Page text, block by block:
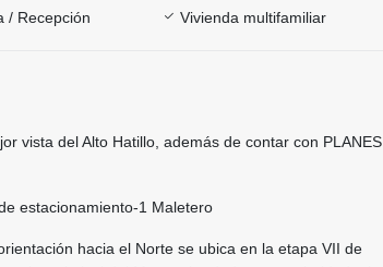
/ Recepción Vivienda multifamiliar
vista del Alto Hatillo, además de contar con PLANES
estacionamiento-1 Maletero
hacia el Norte se ubica en la etapa VII de